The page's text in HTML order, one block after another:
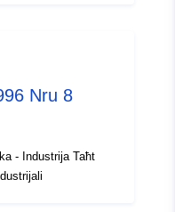
1996
Nru 8
- Industrija Taħt